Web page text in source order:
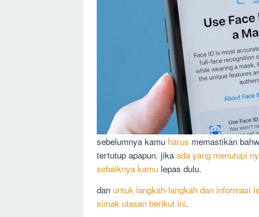
sebelumnya kamu harus memastikan
tertutup apapun. jika ada yang menutupi
sebaiknya kamu lepas dulu.
dan untuk langkah-langkah dan informasi
simak ulasan berikut ini.